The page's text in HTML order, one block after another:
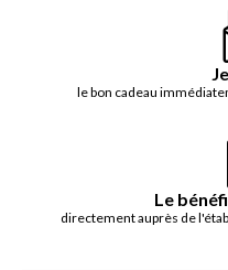
le bon cadeau
Le
directement auprès de